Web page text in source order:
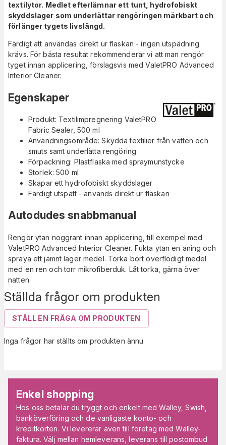
Ställda frågor om produkten
STÄLL EN FRÅGA OM PRODUKTEN
Inga frågor har ställts om produkten ännu
textilytor. Medlet efterlämnar ett tunt, hydrofobiskt
skyddslager som underlättar rengöringen märkbart och
förlänger tygets livslängd.
Färdigt att användas direkt ur flaskan - ingen utspädning
krävs. För bästa resultat rekommenderar vi att man rengör
tyget innan applicering, förslagsvis med ValetPRO Advanced
Interior Cleaner.
Egenskaper
Produkt: Textilimpregnering ValetPRO
Fabric Sealer, 500 ml
Användningsområde: Skydda textilier från vatten och
smuts samt underlätta rengöring
Förpackning: Plastflaska med spraymunstycke
Storlek: 500 ml
Skapar ett hydrofobiskt skyddslager
Färdigt utspätt - används direkt ur flaskan
Autodudes snabbmanual
Rengör ytan noggrant innan applicering, till exempel med
ValetPRO Advanced Interior Cleaner. Fukta ytan en aning och
spraya ett jämnt lager medel. Torka bort överflödigt medel
med en ren och torr mikrofiberduk. Låt torka, gärna över
natten.
Enkel shopping
Hos oss betalar du tryggt och enkelt med Walley, Swish,
banköverföring och de vanligaste konto- och
kreditkorten. Vi levererar även till företag med Walley-
faktura. Välj mellan hemleverans, leverans till postombud